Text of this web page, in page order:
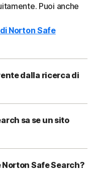
Puoi anche
Norton Safe
dalla ricerca di
sa se un sito
Safe Search?